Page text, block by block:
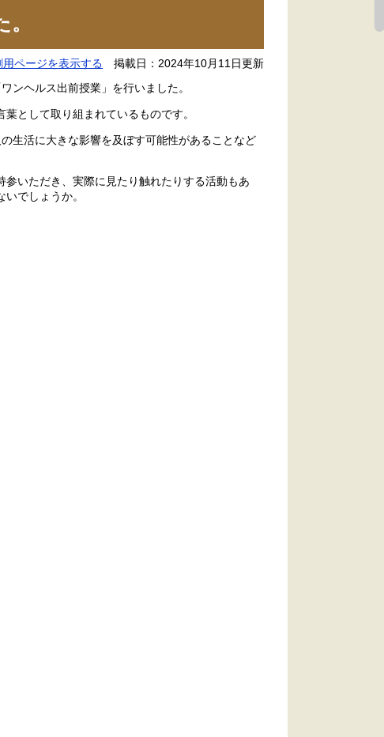
用ページを表示する 掲載日：2024年10月11日更新
ンヘルス出前授業」を行いました。
として取り組まれているものです。
生活に大きな影響を及ぼす可能性があることなど
いただき、実際に見たり触れたりする活動もあ
でしょうか。